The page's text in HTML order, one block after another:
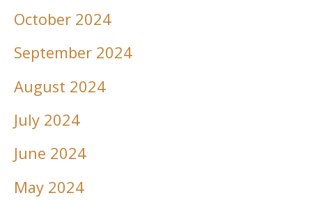
October 2024
September 2024
August 2024
July 2024
June 2024
May 2024